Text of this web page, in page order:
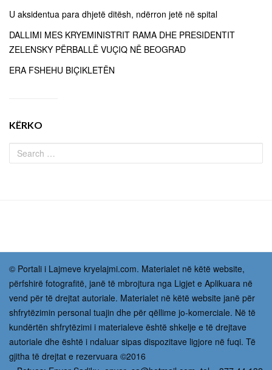
U aksidentua para dhjetë ditësh, ndërron jetë në spital
DALLIMI MES KRYEMINISTRIT RAMA DHE PRESIDENTIT
ZELENSKY PËRBALLË VUÇIQ NË BEOGRAD
ERA FSHEHU BIÇIKLETËN
KËRKO
© Portali i Lajmeve kryelajmi.com. Materialet në këtë website,
përfshirë fotografitë, janë të mbrojtura nga Ligjet e Aplikuara në
vend për të drejtat autoriale. Materialet në këtë website janë për
shfrytëzimin personal tuajin dhe për qëllime jo-komerciale. Në të
kundërtën shfrytëzimi i materialeve është shkelje e të drejtave
autoriale dhe është i ndaluar sipas dispozitave ligjore në fuqi. Të
gjitha të drejtat e rezervuara ©2016